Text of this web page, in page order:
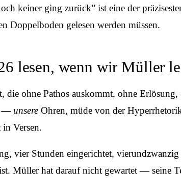
keiner ging zurück” ist eine der
Doppelboden gelesen werden müssen.
lesen, wenn wir Müller
ohne Pathos auskommt, ohne
— unsere Ohren, müde von der
Versen.
vier Stunden eingerichtet,
Müller hat darauf nicht gewartet — seine